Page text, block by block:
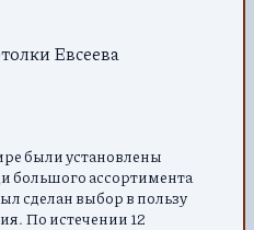
были установлены
большого ассортимента
сделан выбор в пользу
По истечении 12